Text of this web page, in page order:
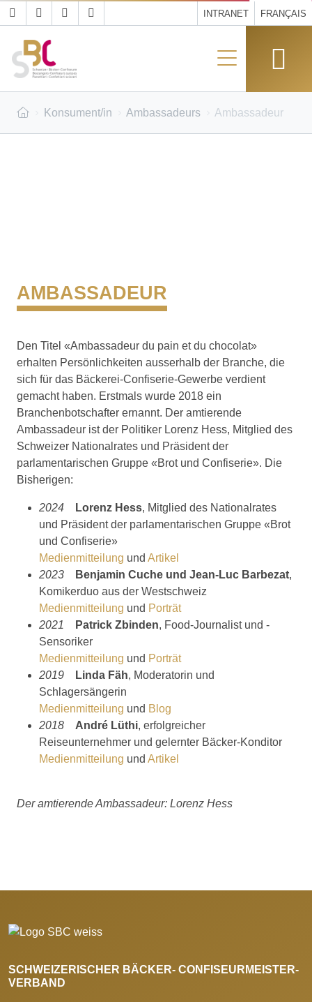
INTRANET FRANÇAIS
Konsument/in Ambassadeurs Ambassadeur
AMBASSADEUR
Den Titel «Ambassadeur du pain et du chocolat»
erhalten Persönlichkeiten ausserhalb der Branche, die
sich für das Bäckerei-Confiserie-Gewerbe verdient
gemacht haben. Erstmals wurde 2018 ein
Branchenbotschafter ernannt. Der amtierende
Ambassadeur ist der Politiker Lorenz Hess, Mitglied des
Schweizer Nationalrates und Präsident der
parlamentarischen Gruppe «Brot und Confiserie». Die
Bisherigen:
2024 Lorenz Hess, Mitglied des Nationalrates
und Präsident der parlamentarischen Gruppe «Brot
und Confiserie»
Medienmitteilung und Artikel
2023
Benjamin Cuche und Jean-Luc Barbezat,
Komikerduo aus der Westschweiz
Medienmitteilung und Porträt
2021
Patrick Zbinden, Food-Journalist und -
Sensoriker
Medienmitteilung und Porträt
2019
Linda Fäh, Moderatorin und
Schlagersängerin
Medienmitteilung und Blog
2018
André Lüthi, erfolgreicher
Reiseunternehmer und gelernter Bäcker-Konditor
Medienmitteilung und Artikel
Der amtierende Ambassadeur: Lorenz Hess
SCHWEIZERISCHER BÄCKER- CONFISEURMEISTER-
VERBAND